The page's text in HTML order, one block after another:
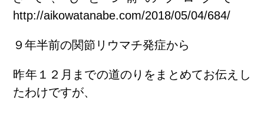
http://aikowatanabe.com/2018/05/04/684/
９年半前の関節リウマチ発症から
昨年１２月までの道のりをまとめてお伝えし
たわけですが、